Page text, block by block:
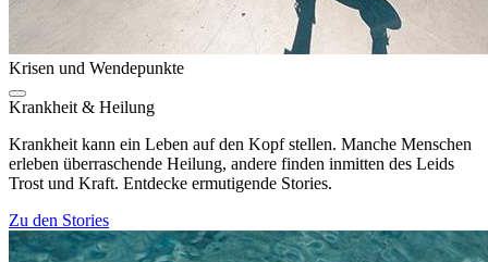
Krisen und Wendepunkte
Krankheit & Heilung
Krankheit kann ein Leben auf den Kopf stellen. Manche Menschen
erleben überraschende Heilung, andere finden inmitten des Leids
Trost und Kraft. Entdecke ermutigende Stories.
Zu den Stories